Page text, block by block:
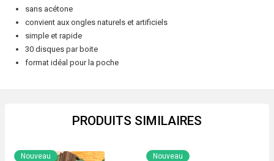
Sence
Beauty
lot
sans acétone
convient aux ongles naturels et artificiels
simple et rapide
30 disques par boite
format idéal pour la poche
PRODUITS SIMILAIRES
Nouveau Nouveau